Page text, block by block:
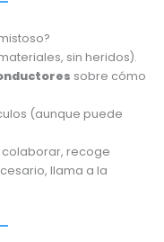
sin heridos).
sobre cómo
(aunque puede
colaborar, recoge
llama a la